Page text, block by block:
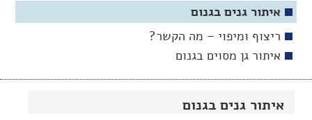
איתור גנים בגנום
איתור גנים בגנום
ריצוף ומיפוי – מה הקשר?
איתור גן מסוים בגנום